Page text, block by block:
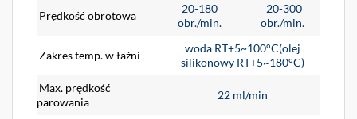
Prędkość obrotowa
20-180
obr./min.
20-300
obr./min.
Zakres temp. w łaźni
woda RT+5~100°C(olej
silikonowy RT+5~180°C)
Max. prędkość
parowania
22 ml/min